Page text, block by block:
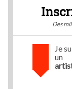
Des
Je
un